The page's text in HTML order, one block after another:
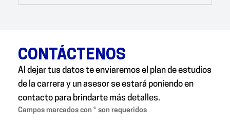
CONTÁCTENOS
Al dejar tus datos te enviaremos el plan de estudios
de la carrera y un asesor se estará poniendo en
contacto para brindarte más detalles.
Campos marcados con * son requeridos